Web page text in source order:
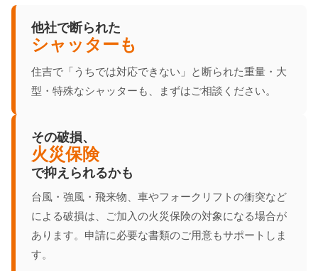
他社で断られた
シャッターも
住吉で「うちでは対応できない」と断られた重量・大
型・特殊なシャッターも、まずはご相談ください。
その破損、
火災保険
で抑えられるかも
台風・強風・飛来物、車やフォークリフトの衝突など
による破損は、ご加入の火災保険の対象になる場合が
あります。申請に必要な書類のご用意もサポートしま
す。